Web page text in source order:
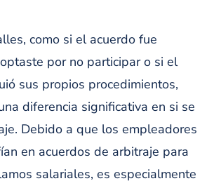
como si el acuerdo fue
por no participar o si el
sus propios procedimientos,
diferencia significativa en si se
Debido a que los empleadores
en acuerdos de arbitraje para
salariales, es especialmente